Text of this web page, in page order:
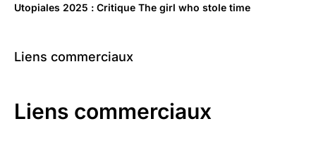
Utopiales 2025 : Critique The girl who stole time
Liens commerciaux
Liens commerciaux